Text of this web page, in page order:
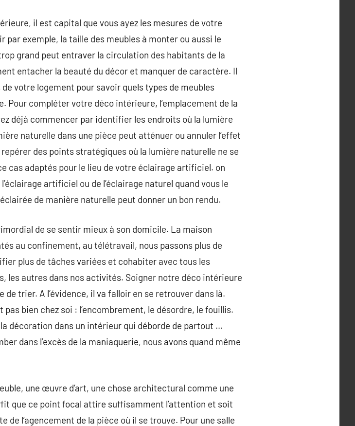
il est capital que vous ayez les mesures de votre
par exemple, la taille des meubles à monter ou aussi le
grand peut entraver la circulation des habitants de la
entacher la beauté du décor et manquer de caractère. Il
votre logement pour savoir quels types de meubles
Pour compléter votre déco intérieure, l’emplacement de la
déjà commencer par identifier les endroits où la lumière
naturelle dans une pièce peut atténuer ou annuler l’effet
des points stratégiques où la lumière naturelle ne se
cas adaptés pour le lieu de votre éclairage artificiel. on
artificiel ou de l’éclairage naturel quand vous le
de manière naturelle peut donner un bon rendu.
de se sentir mieux à son domicile. La maison
au confinement, au télétravail, nous passons plus de
plus de tâches variées et cohabiter avec tous les
les autres dans nos activités. Soigner notre déco intérieure
trier. A l’évidence, il va falloir en se retrouver dans là.
pas bien chez soi : l’encombrement, le désordre, le fouillis.
décoration dans un intérieur qui déborde de partout …
dans l’excès de la maniaquerie, nous avons quand même
une œuvre d’art, une chose architectural comme une
que ce point focal attire suffisamment l’attention et soit
l’agencement de la pièce où il se trouve. Pour une salle